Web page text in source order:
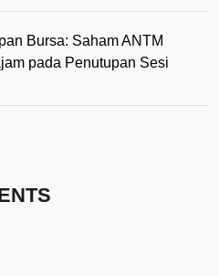
Bursa: Saham ANTM
pada Penutupan Sesi